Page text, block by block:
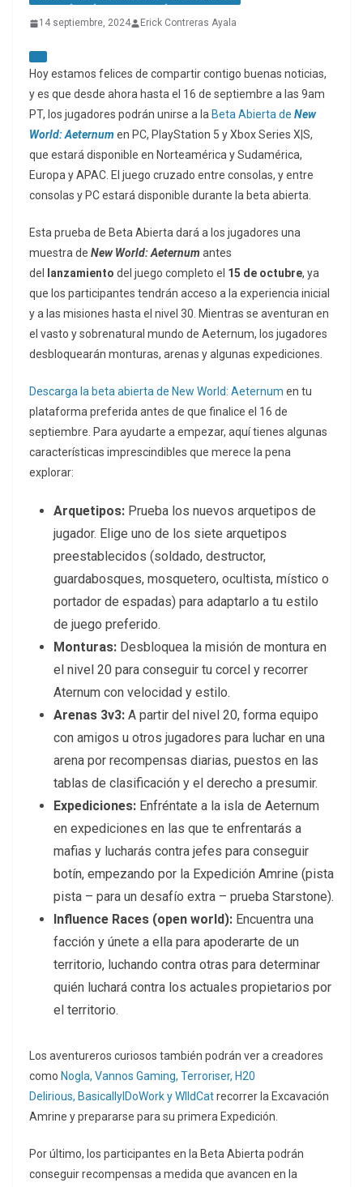
14 septiembre, 2024 Erick Contreras Ayala
Hoy estamos felices de compartir contigo buenas noticias,
y es que desde ahora hasta el 16 de septiembre a las 9am
PT, los jugadores podrán unirse a la Beta Abierta de New
World: Aeternum en PC, PlayStation 5 y Xbox Series X|S,
que estará disponible en Norteamérica y Sudamérica,
Europa y APAC. El juego cruzado entre consolas, y entre
consolas y PC estará disponible durante la beta abierta.
Esta prueba de Beta Abierta dará a los jugadores una
muestra de New World: Aeternum antes
del
lanzamiento del juego completo el 15 de octubre, ya
que los participantes tendrán acceso a la experiencia inicial
y a las misiones hasta el nivel 30. Mientras se aventuran en
el vasto y sobrenatural mundo de Aeternum, los jugadores
desbloquearán monturas, arenas y algunas expediciones.
Descarga la beta abierta de New World: Aeternum en tu
plataforma preferida antes de que finalice el 16 de
septiembre. Para ayudarte a empezar, aquí tienes algunas
características imprescindibles que merece la pena
explorar:
Arquetipos: Prueba los nuevos arquetipos de
jugador. Elige uno de los siete arquetipos
preestablecidos (soldado, destructor,
guardabosques, mosquetero, ocultista, místico o
portador de espadas) para adaptarlo a tu estilo
de juego preferido.
Monturas: Desbloquea la misión de montura en
el nivel 20 para conseguir tu corcel y recorrer
Aternum con velocidad y estilo.
Arenas 3v3: A partir del nivel 20, forma equipo
con amigos u otros jugadores para luchar en una
arena por recompensas diarias, puestos en las
tablas de clasificación y el derecho a presumir.
Expediciones: Enfréntate a la isla de Aeternum
en expediciones en las que te enfrentarás a
mafias y lucharás contra jefes para conseguir
botín, empezando por la Expedición Amrine (pista
pista – para un desafío extra – prueba Starstone).
Influence Races (open world): Encuentra una
facción y únete a ella para apoderarte de un
territorio, luchando contra otras para determinar
quién luchará contra los actuales propietarios por
el territorio.
Los aventureros curiosos también podrán ver a creadores
como Nogla, Vannos Gaming, Terroriser, H20
Delirious, BasicallyIDoWorkyWIldCatrecorrer la Excavación
Amrine y prepararse para su primera Expedición.
Por último, los participantes en la Beta Abierta podrán
conseguir recompensas a medida que avancen en la